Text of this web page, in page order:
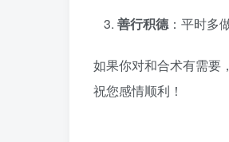
善行积德：平时多
如果你对和合术有需要
祝您感情顺利！